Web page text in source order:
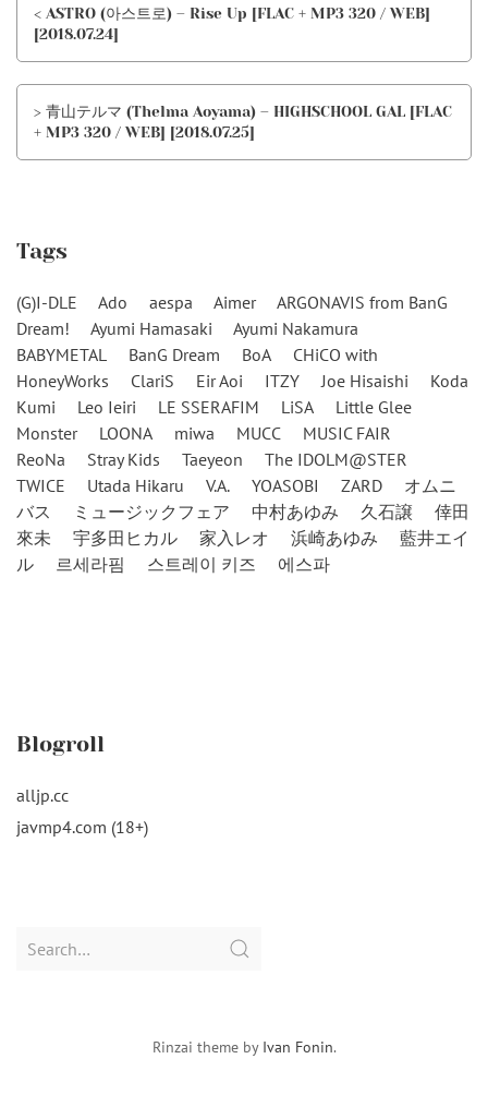
< ASTRO (아스트로) – Rise Up [FLAC + MP3 320 / WEB]
[2018.07.24]
> 青山テルマ (Thelma Aoyama) – HIGHSCHOOL GAL [FLAC
+ MP3 320 / WEB] [2018.07.25]
Tags
(G)I-DLE Ado aespa Aimer
ARGONAVIS from BanG
Dream!
Ayumi Hamasaki
Ayumi Nakamura
BABYMETAL
BanG Dream BoA
CHiCO with
HoneyWorks
ClariS Eir Aoi ITZY Joe Hisaishi
Koda
Kumi
Leo Ieiri LE SSERAFIM LiSA
Little Glee
Monster
LOONA miwa MUCC
MUSIC FAIR
ReoNa
Stray Kids Taeyeon
The IDOLM@STER
TWICE
Utada Hikaru V.A. YOASOBI ZARD
オムニ
バス
ミュージックフェア 中村あゆみ 久石譲
倖田
來未
宇多田ヒカル 家入レオ 浜崎あゆみ
藍井エイ
ル
르세라핌 스트레이 키즈 에스파
Blogroll
alljp.cc
javmp4.com (18+)
Search
Rinzai theme by Ivan Fonin.